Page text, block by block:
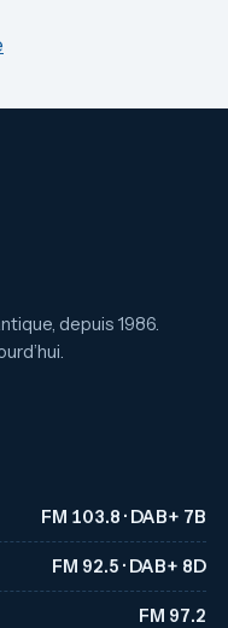
depuis 1986.
FM 103.8 · DAB+ 7B
FM 92.5 · DAB+ 8D
FM 97.2